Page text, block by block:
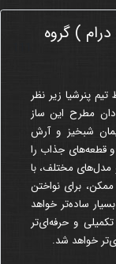
) گروه
پنرشیا زیر نظر
مطرح این ساز
شبخیز و آرش
و قطعه‌های جذاب را
مدل‌های مختلف، با
برای نواختن
ساده‌تر خواهد
و حرفه‌ای‌تر
خواهد شد.